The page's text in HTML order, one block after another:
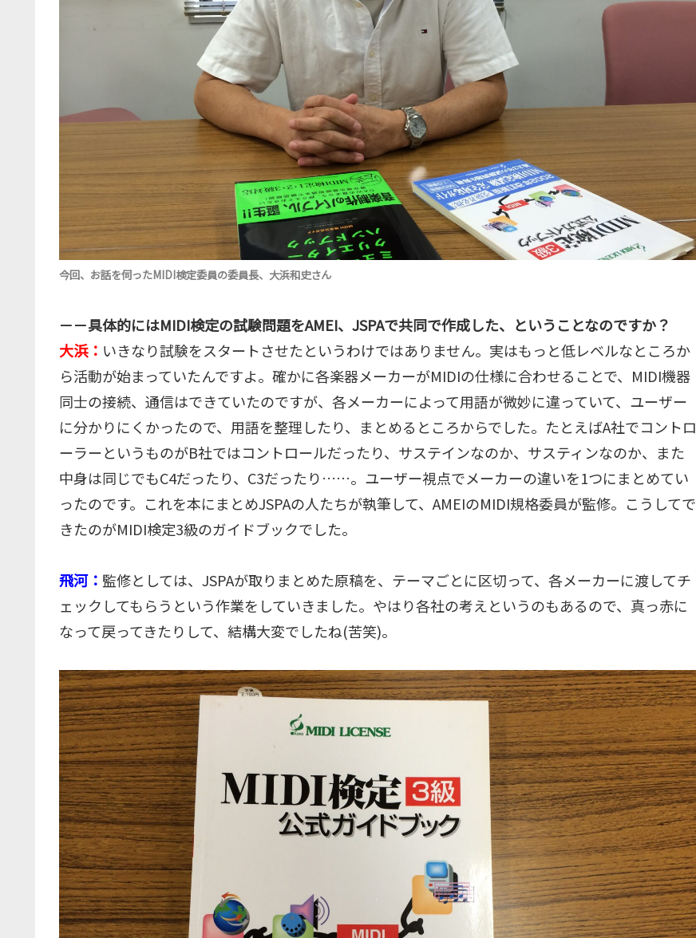
今回、お話を伺ったMIDI検定委員の委員長、大浜和史さん
－－具体的にはMIDI検定の試験問題をAMEI、JSPAで共同で作成した、ということなのですか？
大浜： いきなり試験をスタートさせたというわけではありません。実はもっと低レベルなところか
ら活動が始まっていたんですよ。確かに各楽器メーカーがMIDIの仕様に合わせることで、MIDI機器
同士の接続、通信はできていたのですが、各メーカーによって用語が微妙に違っていて、ユーザー
に分かりにくかったので、用語を整理したり、まとめるところからでした。たとえばA社でコントロ
ーラーというものがB社ではコントロールだったり、サステインなのか、サスティンなのか、また
中身は同じでもC4だったり、C3だったり……。ユーザー視点でメーカーの違いを1つにまとめてい
ったのです。これを本にまとめJSPAの人たちが執筆して、AMEIのMIDI規格委員が監修。こうしてで
きたのがMIDI検定3級のガイドブックでした。
飛河： 監修としては、JSPAが取りまとめた原稿を、テーマごとに区切って、各メーカーに渡してチ
ェックしてもらうという作業をしていきました。やはり各社の考えというのもあるので、真っ赤に
なって戻ってきたりして、結構大変でしたね(苦笑)。